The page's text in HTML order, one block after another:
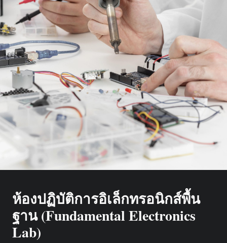
ห้องปฏิบัติการอิเล็กทรอนิกส์พื้น
ฐาน (Fundamental Electronics
Lab)